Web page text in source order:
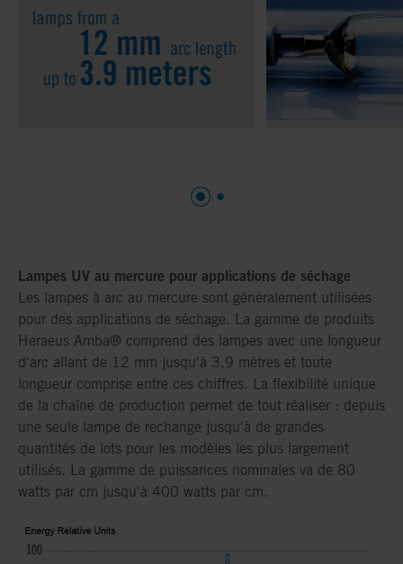
Lampes UV au mercure pour applications de séchage
Les lampes à arc au mercure sont généralement utilisées
pour des applications de séchage. La gamme de produits
Heraeus Amba® comprend des lampes avec une longueur
d'arc allant de 12 mm jusqu'à 3,9 mètres et toute
longueur comprise entre ces chiffres. La flexibilité unique
de la chaîne de production permet de tout réaliser : depuis
une seule lampe de rechange jusqu'à de grandes
quantités de lots pour les modèles les plus largement
utilisés. La gamme de puissances nominales va de 80
watts par cm jusqu'à 400 watts par cm.